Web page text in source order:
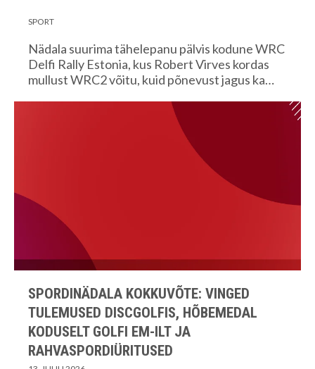
SPORT
Nädala suurima tähelepanu pälvis kodune WRC
Delfi Rally Estonia, kus Robert Virves kordas
mullust WRC2 võitu, kuid põnevust jagus ka…
SPORDINÄDALA KOKKUVÕTE: VINGED
TULEMUSED DISCGOLFIS, HÕBEMEDAL
KODUSELT GOLFI EM-ILT JA
RAHVASPORDIÜRITUSED